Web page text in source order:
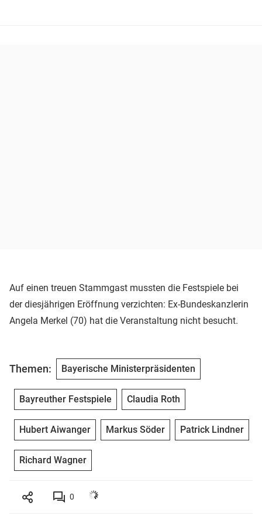
Auf einen treuen Stammgast mussten die Festspiele bei
der diesjährigen Eröffnung verzichten: Ex-Bundeskanzlerin
Angela Merkel (70) hat die Veranstaltung nicht besucht.
Themen: Bayerische Ministerpräsidenten
Bayreuther Festspiele Claudia Roth
Hubert Aiwanger Markus Söder Patrick Lindner
Richard Wagner
0